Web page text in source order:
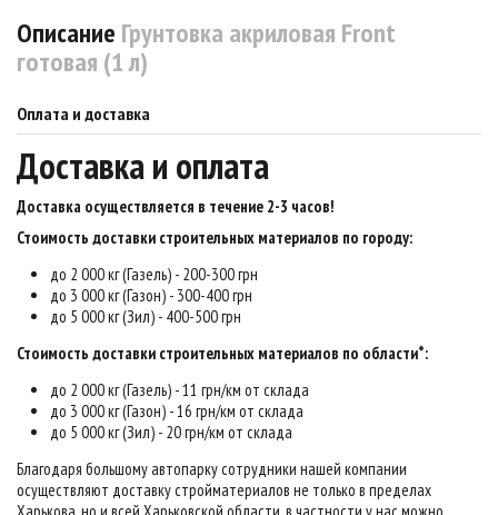
Описание Грунтовка акриловая Front
готовая (1 л)
Оплата и доставка
Доставка и оплата
Доставка осуществляется в течение 2-3 часов!
Стоимость доставки строительных материалов по городу:
до 2 000 кг (Газель) - 200-300 грн
до 3 000 кг (Газон) - 300-400 грн
до 5 000 кг (Зил) - 400-500 грн
Стоимость доставки строительных материалов по области*:
до 2 000 кг (Газель) - 11 грн/км от склада
до 3 000 кг (Газон) - 16 грн/км от склада
до 5 000 кг (Зил) - 20 грн/км от склада
Благодаря большому автопарку сотрудники нашей компании
осуществляют доставку стройматериалов не только в пределах